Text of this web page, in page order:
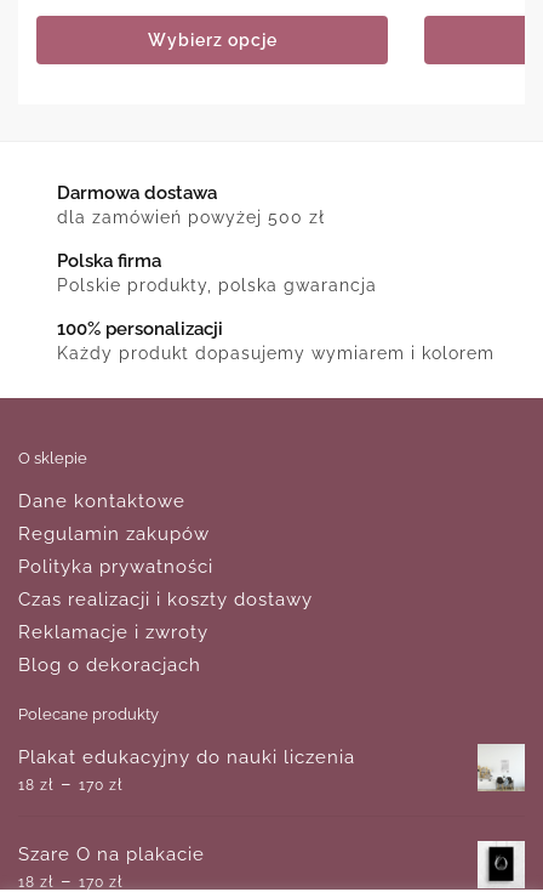
Wybierz opcje
Darmowa dostawa
dla zamówień powyżej 500 zł
Polska firma
Polskie produkty, polska gwarancja
100% personalizacji
Każdy produkt dopasujemy wymiarem i kolorem
O sklepie
Dane kontaktowe
Regulamin zakupów
Polityka prywatności
Czas realizacji i koszty dostawy
Reklamacje i zwroty
Blog o dekoracjach
Polecane produkty
Plakat edukacyjny do nauki liczenia
18 zł – 170 zł
Szare O na plakacie
18 zł – 170 zł